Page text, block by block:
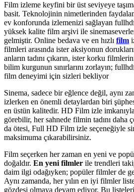
Film izleme keyfini bir üst seviyeye
basit. Teknolojinin nimetlerinden
ev konforunda izlemenizi sağlayan
yüksek kalite film arşivi ile
gelmiştir. Online bedava ve en hızlı film
filmleri arasında ister aksiyonun
anların tadını çıkarın, ister korku
bilim kurgunun sınırlarını zorlayın;
film deneyimi için sizleri bekliyor
Sinema, sadece bir eğlence değil, aynı
izlerken en önemli detaylardan biri
en üstün kalitedir. HD Film izle
görebilir, her sahnede filmin tadını daha
da ötesi, Full HD Film izle seçeneğiyle
maksimuma çıkarabilirsiniz.
Film seçerken her zaman en yeni ve
doğaldır. En yeni filmler ile trendleri
daim ilgi odağıyken; popüler filmler de
Aynı zamanda, her yılın en iyi filmler
gözdesi olmaya devam ediyor. Bu